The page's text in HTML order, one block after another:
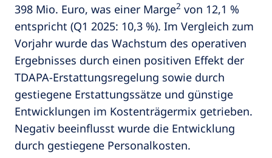
398 Mio. Euro, was einer Marge2 von 12,1 %
entspricht (Q1 2025: 10,3 %). Im Vergleich zum
Vorjahr wurde das Wachstum des operativen
Ergebnisses durch einen positiven Effekt der
TDAPA-Erstattungsregelung sowie durch
gestiegene Erstattungssätze und günstige
Entwicklungen im Kostenträgermix getrieben.
Negativ beeinflusst wurde die Entwicklung
durch gestiegene Personalkosten.